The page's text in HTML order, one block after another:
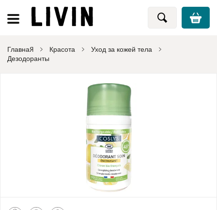
Главная Красота
Уход за кожей тела
Дезодоранты